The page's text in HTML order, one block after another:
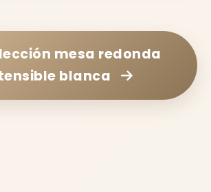
mesa redonda
blanca